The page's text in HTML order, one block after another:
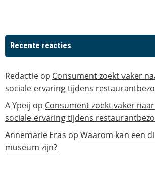
Recente reacties
Redactie op Consument zoekt vaker
sociale ervaring tijdens
A Ypeij op Consument zoekt vaker
sociale ervaring tijdens
Annemarie Eras op Waarom kan een
museum zijn?